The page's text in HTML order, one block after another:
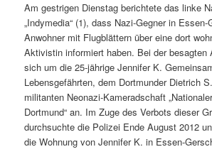
Am gestrigen Dienstag berichtete das linke
„Indymedia“ (1), dass Nazi-Gegner in Essen-
Anwohner mit Flugblättern über eine dort
Aktivistin informiert haben. Bei der besagten
sich um die 25-jährige Jennifer K.
Lebensgefährten, dem Dortmunder Dietrich
militanten Neonazi-Kameradschaft
Dortmund“ an. Im Zuge des Verbots dieser
durchsuchte die Polizei Ende August 2012
die Wohnung von Jennifer K. in Essen-